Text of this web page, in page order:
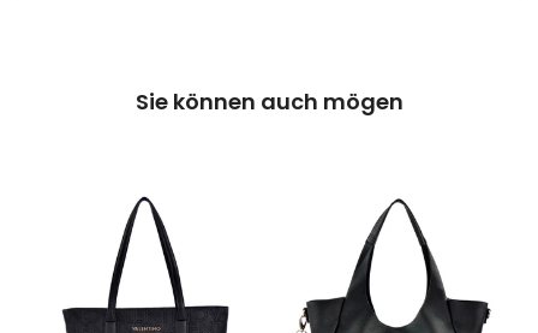
Sie können auch mögen